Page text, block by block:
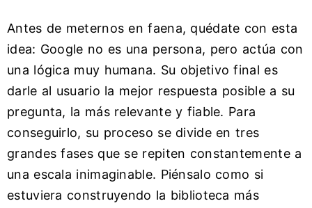
Antes de meternos en faena, quédate con esta
idea: Google no es una persona, pero actúa con
una lógica muy humana. Su objetivo final es
darle al usuario la mejor respuesta posible a su
pregunta, la más relevante y fiable. Para
conseguirlo, su proceso se divide en tres
grandes fases que se repiten constantemente a
una escala inimaginable. Piénsalo como si
estuviera construyendo la biblioteca más